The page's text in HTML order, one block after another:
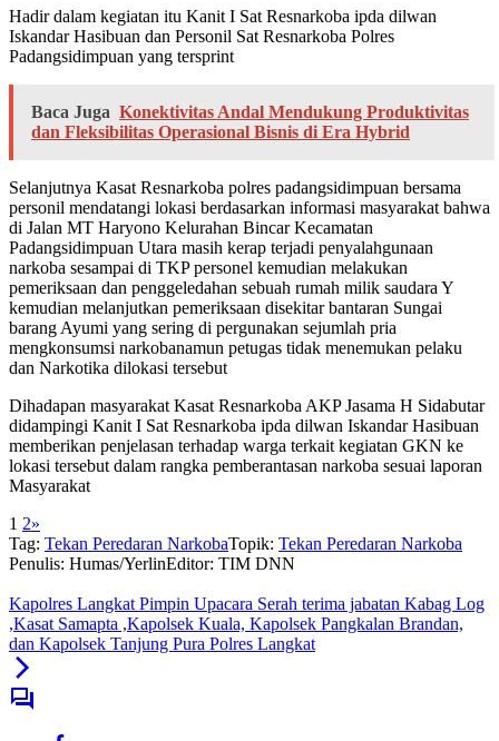
Hadir dalam kegiatan itu Kanit I Sat Resnarkoba ipda dilwan
Iskandar Hasibuan dan Personil Sat Resnarkoba Polres
Padangsidimpuan yang tersprint
Baca Juga Konektivitas Andal Mendukung Produktivitas
dan Fleksibilitas Operasional Bisnis di Era Hybrid
Selanjutnya Kasat Resnarkoba polres padangsidimpuan bersama
personil mendatangi lokasi berdasarkan informasi masyarakat bahwa
di Jalan MT Haryono Kelurahan Bincar Kecamatan
Padangsidimpuan Utara masih kerap terjadi penyalahgunaan
narkoba sesampai di TKP personel kemudian melakukan
pemeriksaan dan penggeledahan sebuah rumah milik saudara Y
kemudian melanjutkan pemeriksaan disekitar bantaran Sungai
barang Ayumi yang sering di pergunakan sejumlah pria
mengkonsumsi narkobanamun petugas tidak menemukan pelaku
dan Narkotika dilokasi tersebut
Dihadapan masyarakat Kasat Resnarkoba AKP Jasama H Sidabutar
didampingi Kanit I Sat Resnarkoba ipda dilwan Iskandar Hasibuan
memberikan penjelasan terhadap warga terkait kegiatan GKN ke
lokasi tersebut dalam rangka pemberantasan narkoba sesuai laporan
Masyarakat
1 2»
Tag: Tekan Peredaran NarkobaTopik: Tekan Peredaran Narkoba
Penulis: Humas/YerlinEditor: TIM DNN
Kapolres Langkat Pimpin Upacara Serah terima jabatan Kabag Log
,Kasat Samapta ,Kapolsek Kuala, Kapolsek Pangkalan Brandan,
dan Kapolsek Tanjung Pura Polres Langkat